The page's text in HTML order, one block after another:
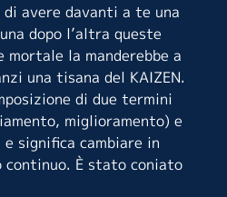
avere davanti a te una
dopo l’altra queste
mortale la manderebbe a
una tisana del KAIZEN.
di due termini
miglioramento) e
e significa cambiare in
continuo. È stato coniato